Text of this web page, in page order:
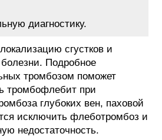
диагностику.
сгустков и
Подробное
тромбозом поможет
тромбофлебит при
глубоких вен, паховой
исключить флеботромбоз и
недостаточность.